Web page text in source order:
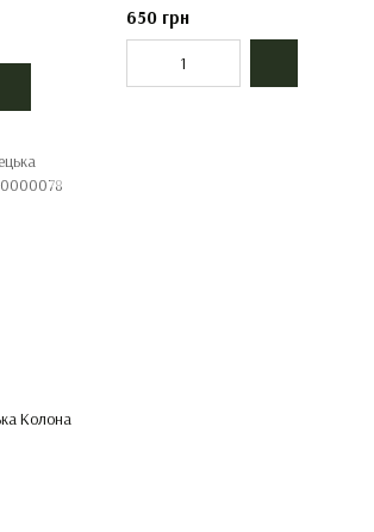
650 грн
Колона